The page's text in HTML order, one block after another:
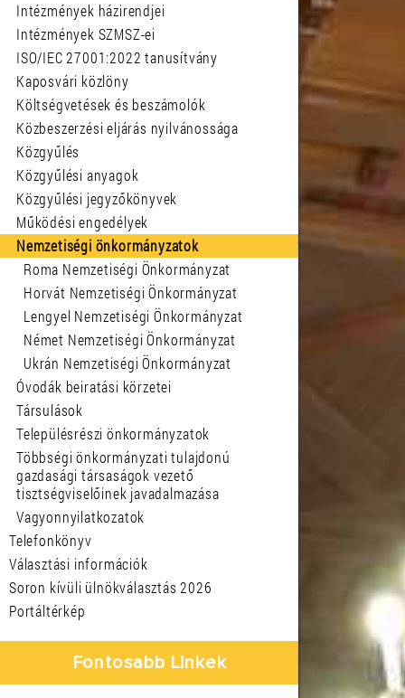
Intézmények házirendjei
Intézmények SZMSZ-ei
ISO/IEC 27001:2022 tanusítvány
Kaposvári közlöny
Költségvetések és beszámolók
Közbeszerzési eljárás nyilvánossága
Közgyűlés
Közgyűlési anyagok
Közgyűlési jegyzőkönyvek
Működési engedélyek
Nemzetiségi önkormányzatok
Roma Nemzetiségi Önkormányzat
Horvát Nemzetiségi Önkormányzat
Lengyel Nemzetiségi Önkormányzat
Német Nemzetiségi Önkormányzat
Ukrán Nemzetiségi Önkormányzat
Óvodák beiratási körzetei
Társulások
Településrészi önkormányzatok
Többségi önkormányzati tulajdonú
gazdasági társaságok vezető
tisztségviselőinek javadalmazása
Vagyonnyilatkozatok
Telefonkönyv
Választási információk
Soron kívüli ülnökválasztás 2026
Portáltérkép
Fontosabb Linkek